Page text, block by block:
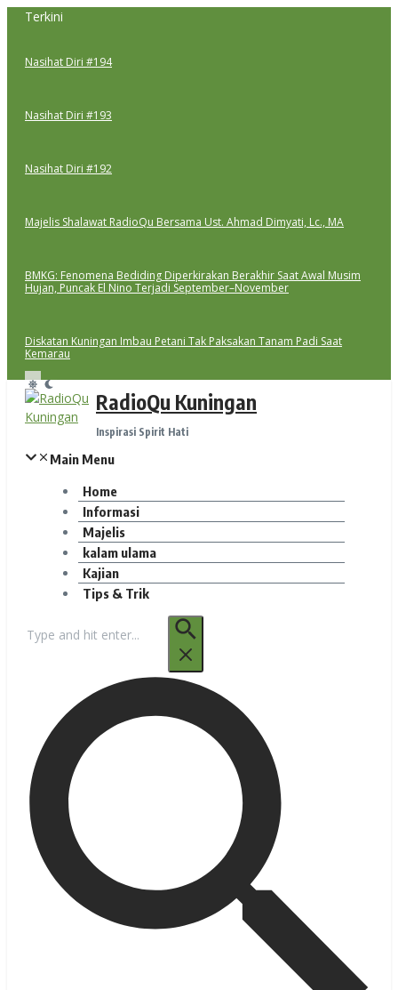
Lewati
Terkini
Nasihat Diri #194
Nasihat Diri #193
Nasihat Diri #192
Majelis Shalawat RadioQu Bersama Ust. Ahmad Dimyati, Lc., MA
BMKG: Fenomena Bediding Diperkirakan Berakhir Saat Awal Musim
Hujan, Puncak El Nino Terjadi September–November
Diskatan Kuningan Imbau Petani Tak Paksakan Tanam Padi Saat
Kemarau
RadioQu Kuningan
Inspirasi Spirit Hati
Main Menu
Home
Informasi
Majelis
kalam ulama
Kajian
Tips & Trik
untuk: